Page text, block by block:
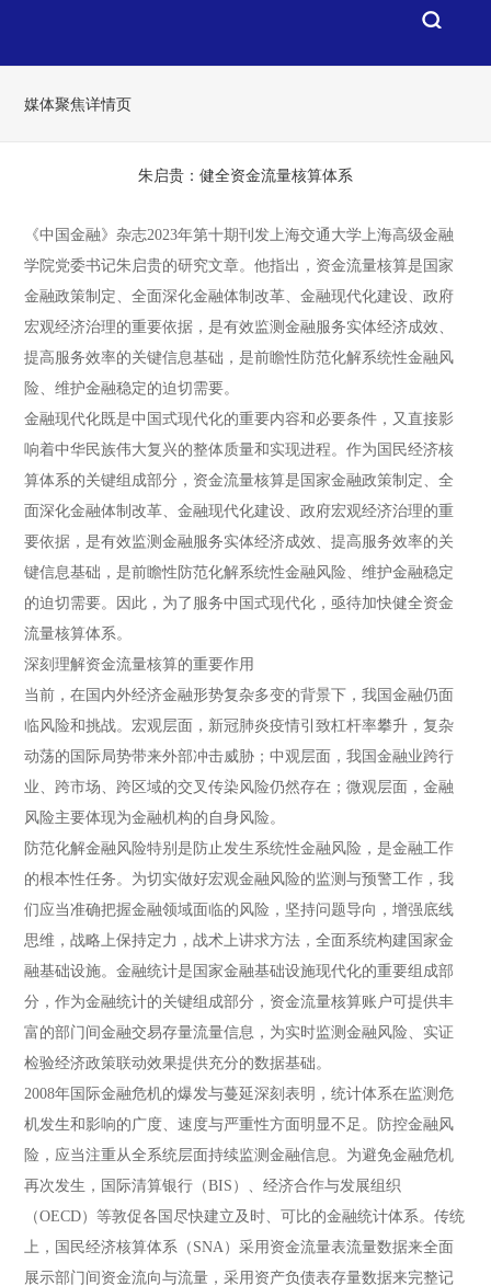
媒体聚焦详情页
朱启贵：健全资金流量核算体系
《中国金融》杂志2023年第十期刊发上海交通大学上海高级金融
学院党委书记朱启贵的研究文章。他指出，资金流量核算是国家
金融政策制定、全面深化金融体制改革、金融现代化建设、政府
宏观经济治理的重要依据，是有效监测金融服务实体经济成效、
提高服务效率的关键信息基础，是前瞻性防范化解系统性金融风
险、维护金融稳定的迫切需要。
金融现代化既是中国式现代化的重要内容和必要条件，又直接影
响着中华民族伟大复兴的整体质量和实现进程。作为国民经济核
算体系的关键组成部分，资金流量核算是国家金融政策制定、全
面深化金融体制改革、金融现代化建设、政府宏观经济治理的重
要依据，是有效监测金融服务实体经济成效、提高服务效率的关
键信息基础，是前瞻性防范化解系统性金融风险、维护金融稳定
的迫切需要。因此，为了服务中国式现代化，亟待加快健全资金
流量核算体系。
深刻理解资金流量核算的重要作用
当前，在国内外经济金融形势复杂多变的背景下，我国金融仍面
临风险和挑战。宏观层面，新冠肺炎疫情引致杠杆率攀升，复杂
动荡的国际局势带来外部冲击威胁；中观层面，我国金融业跨行
业、跨市场、跨区域的交叉传染风险仍然存在；微观层面，金融
风险主要体现为金融机构的自身风险。
防范化解金融风险特别是防止发生系统性金融风险，是金融工作
的根本性任务。为切实做好宏观金融风险的监测与预警工作，我
们应当准确把握金融领域面临的风险，坚持问题导向，增强底线
思维，战略上保持定力，战术上讲求方法，全面系统构建国家金
融基础设施。金融统计是国家金融基础设施现代化的重要组成部
分，作为金融统计的关键组成部分，资金流量核算账户可提供丰
富的部门间金融交易存量流量信息，为实时监测金融风险、实证
检验经济政策联动效果提供充分的数据基础。
2008年国际金融危机的爆发与蔓延深刻表明，统计体系在监测危
机发生和影响的广度、速度与严重性方面明显不足。防控金融风
险，应当注重从全系统层面持续监测金融信息。为避免金融危机
再次发生，国际清算银行（BIS）、经济合作与发展组织
（OECD）等敦促各国尽快建立及时、可比的金融统计体系。传统
上，国民经济核算体系（SNA）采用资金流量表流量数据来全面
展示部门间资金流向与流量，采用资产负债表存量数据来完整记